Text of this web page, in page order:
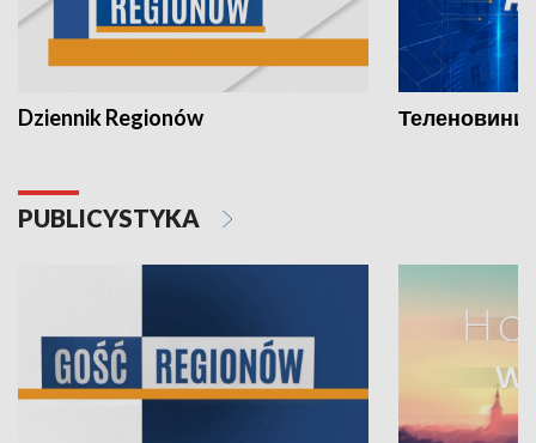
Dziennik Regionów Теленовини
PUBLICYSTYKA